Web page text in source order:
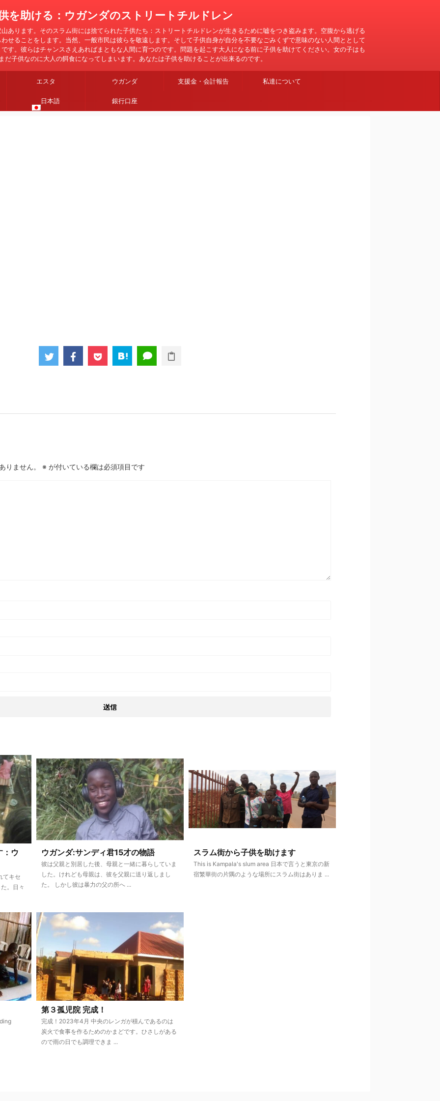
を助ける：ウガンダのストリートチルドレン
あります。そのスラム街には捨てられた子供たち：ストリートチルドレンが生きるために嘘をつき盗みます。空腹から逃げる
せることをします。当然、一般市民は彼らを敬遠します。そして子供自身が自分を不要なごみくずで意味のない人間ととして
す。彼らはチャンスさえあればまともな人間に育つのです。問題を起こす大人になる前に子供を助けてください。女の子はも
だ子供なのに大人の餌食になってしまいます。あなたは子供を助けることが出来るのです。
エスタ ウガンダ 支援金・会計報告 私達について
日本語 銀行口座
りません。 ※ が付いている欄は必須項目です
：ウ
てキセ
。日々
ウガンダ:サンディ君15才の物語
彼は父親と別居した後、母親と一緒に暮らしていま
した。けれども母親は、彼を父親に送り返しまし
た。 しかし彼は暴力の父の所へ ...
スラム街から子供を助けます
This is Kampala's slum area 日本で言うと東京の新
宿繁華街の片隅のような場所にスラム街はありま ...
第３孤児院 完成！
完成！2023年4月 中央のレンガが積んであるのは
炭火で食事を作るためのかまどです。ひさしがある
ので雨の日でも調理できま ...